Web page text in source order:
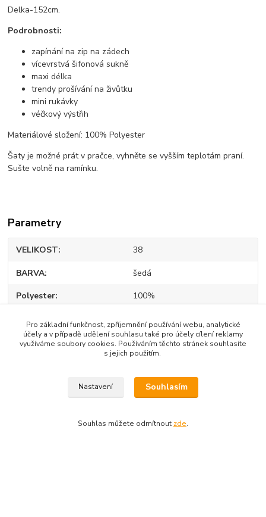
Delka-152cm.
Podrobnosti:
zapínání na zip na zádech
vícevrstvá šifonová sukně
maxi délka
trendy prošívání na živůtku
mini rukávky
véčkový výstřih
Materiálové složení: 100% Polyester
Šaty je možné prát v pračce, vyhněte se vyšším teplotám praní.
Sušte volně na ramínku.
Parametry
VELIKOST 38
BARVA šedá
Polyester 100%
Zboží zařazeno v kategoriích
DÁMSKÉ OBLEČENÍ
Pro základní funkčnost, zpříjemnění používání webu, analytické
účely a v případě udělení souhlasu také pro účely cílení reklamy
využíváme soubory cookies. Používáním těchto stránek souhlasíte
s jejich použitím.
Nastavení Souhlasím
Souhlas můžete odmítnout zde.